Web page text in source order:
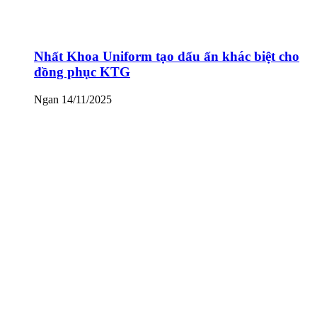
Nhất Khoa Uniform tạo dấu ấn khác biệt cho
đồng phục KTG
Ngan 14/11/2025